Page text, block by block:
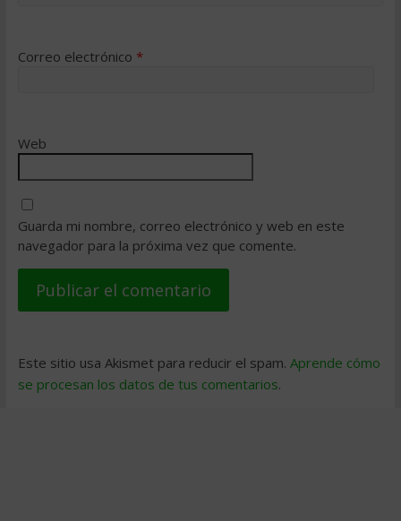
Correo electrónico *
Web
Guarda mi nombre, correo electrónico y web en este
navegador para la próxima vez que comente.
Este sitio usa Akismet para reducir el spam. Aprende cómo
se procesan los datos de tus comentarios.